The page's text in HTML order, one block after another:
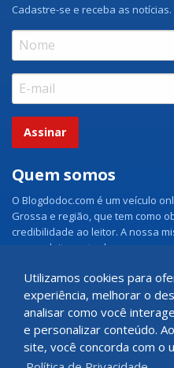
Utilizamos cookies para
experiência, melhorar o
analisar como você
e personalizar conteúdo.
site, você concorda com o
Cadastre-se e receba as notícias.
Assinar
Quem somos
O Blogdodoc.com é um veículo
Grossa e região, que tem como
credibilidade ao leitor. A nossa
nossos leitores tenham acesso
Grupo Doc.com
Rua Rio de Janeiro, 150 - Sala 102
CEP: 84070-060 - Nova Rússia